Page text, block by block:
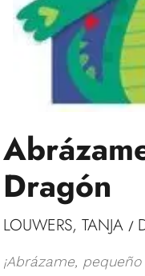
Dragón
LOUWERS, TANJA /
¡Abrázame,